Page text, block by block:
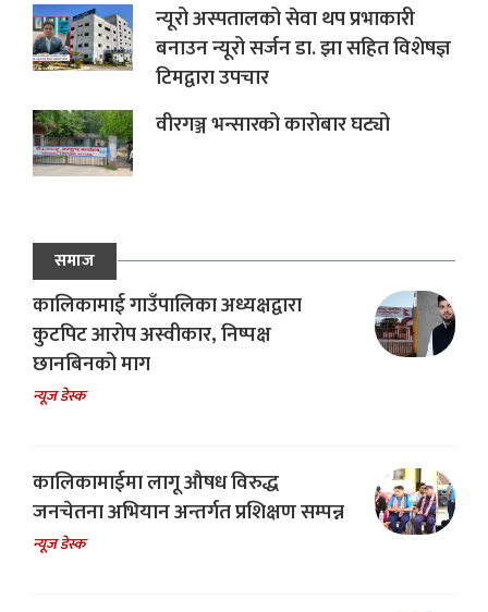
न्यूरो अस्पतालको सेवा थप प्रभाकारी
बनाउन न्यूरो सर्जन डा. झा सहित विशेषज्ञ
टिमद्वारा उपचार
वीरगञ्ज भन्सारको कारोबार घट्यो
समाज
कालिकामाई गाउँपालिका अध्यक्षद्वारा
कुटपिट आरोप अस्वीकार, निष्पक्ष
छानबिनको माग
न्यूज डेस्क
कालिकामाईमा लागू औषध विरुद्ध
जनचेतना अभियान अन्तर्गत प्रशिक्षण सम्पन्न
न्यूज डेस्क